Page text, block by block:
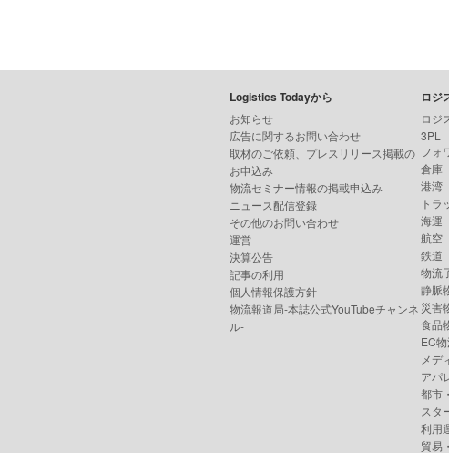
Logistics Todayから
お知らせ
広告に関するお問い合わせ
取材のご依頼、プレスリリース掲載の
お申込み
物流セミナー情報の掲載申込み
ニュース配信登録
その他のお問い合わせ
運営
決算公告
記事の利用
個人情報保護方針
物流報道局-本誌公式YouTubeチャンネ
ル-
ロジ
ロジ
3PL
フォ
倉庫
港湾
トラ
海運
航空
鉄道
物流
静脈
災害
食品
EC
メデ
アパ
都市
スタ
利用
貿易